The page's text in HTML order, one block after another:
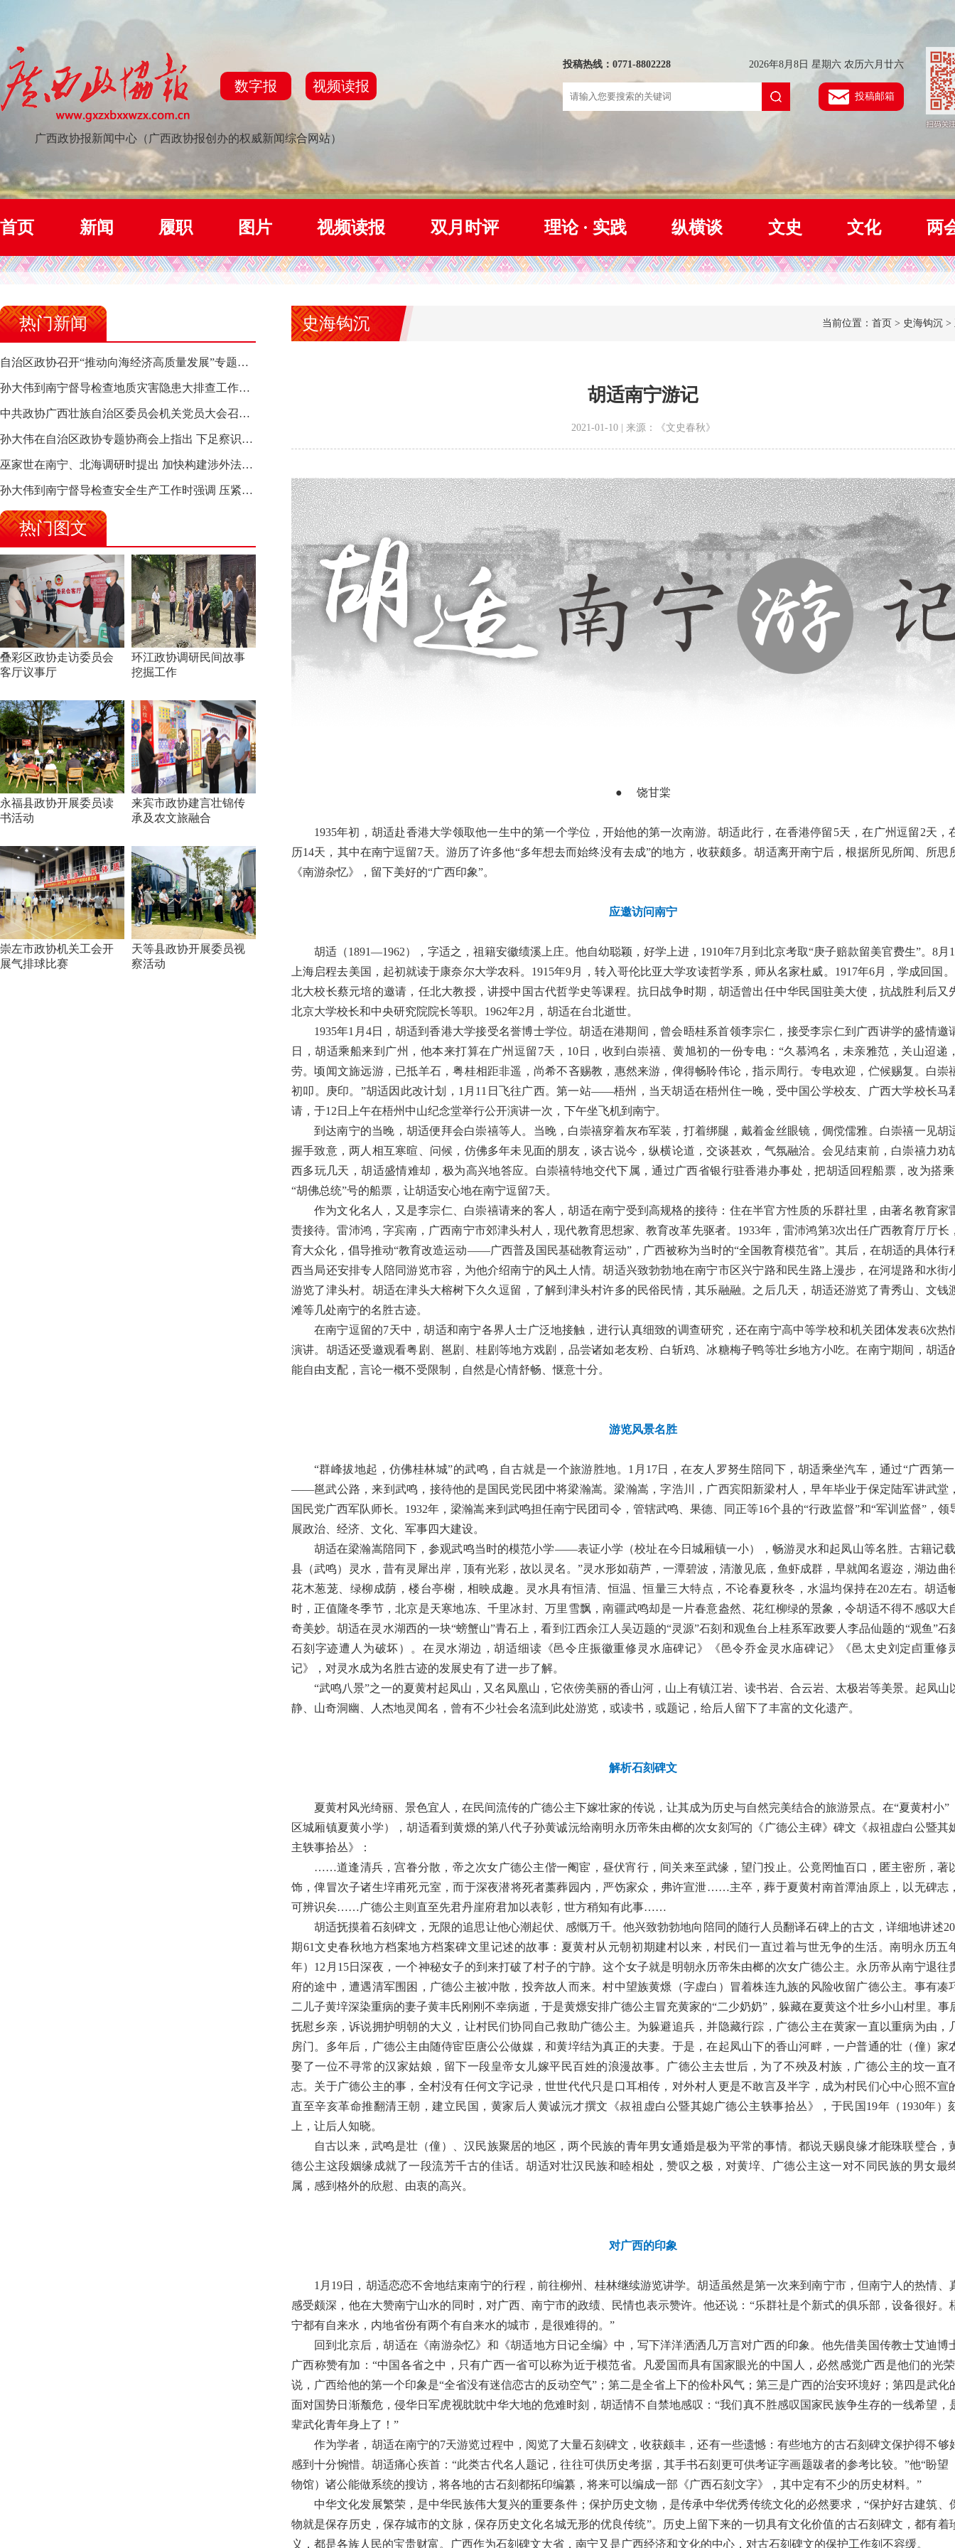
数字报 视频读报
广西政协报新闻中心（广西政协报创办的权威新闻综合网站）
投稿热线：0771-8802228 2026年8月8日 星期六 农历六月廿六
投稿邮箱
首页 新闻 履职 图片 视频读报 双月时评 理论 · 实践 纵横谈 文史 文化 两
热门新闻
自治区政协召开“推动向海经济高质量发展”专题调研座谈会 钱学明出席并讲话
孙大伟到南宁督导检查地质灾害隐患大排查工作时强调 筑牢地质灾害安全防线 全力保障人民群众生命财产安全
中共政协广西壮族自治区委员会机关党员大会召开 选举产生新一届机关党委、机关纪委
孙大伟在自治区政协专题协商会上指出 下足察识谋督之功 恪尽服务大局之责 助推有色金属、关键金属产业高质量发展
巫家世在南宁、北海调研时提出 加快构建涉外法律供给集群 护航向海经济高质量发展
孙大伟到南宁督导检查安全生产工作时强调 压紧压实责任 狠抓隐患整治 坚决筑牢安全生产防线
热门图文
叠彩区政协走访委员会
客厅议事厅
环江政协调研民间故事
挖掘工作
永福县政协开展委员读
书活动
来宾市政协建言壮锦传
承及农文旅融合
崇左市政协机关工会开
展气排球比赛
天等县政协开展委员视
察活动
史海钩沉 当前位置：首页 > 史海钩沉 >
胡适南宁游记
2021-01-10 | 来源：《文史春秋》
● 饶甘棠
1935年初，胡适赴香港大学领取他一生中的第一个学位，开始他的第一次南游。胡适此行，在香港停留5天，在广州逗留2天，
历14天，其中在南宁逗留7天。游历了许多他“多年想去而始终没有去成”的地方，收获颇多。胡适离开南宁后，根据所见所闻、所思
《南游杂忆》，留下美好的“广西印象”。
应邀访问南宁
胡适（1891—1962），字适之，祖籍安徽绩溪上庄。他自幼聪颖，好学上进，1910年7月到北京考取“庚子赔款留美官费生”。8月
上海启程去美国，起初就读于康奈尔大学农科。1915年9月，转入哥伦比亚大学攻读哲学系，师从名家杜威。1917年6月，学成回国
北大校长蔡元培的邀请，任北大教授，讲授中国古代哲学史等课程。抗日战争时期，胡适曾出任中华民国驻美大使，抗战胜利后又
北京大学校长和中央研究院院长等职。1962年2月，胡适在台北逝世。
1935年1月4日，胡适到香港大学接受名誉博士学位。胡适在港期间，曾会晤桂系首领李宗仁，接受李宗仁到广西讲学的盛情邀
日，胡适乘船来到广州，他本来打算在广州逗留7天，10日，收到白崇禧、黄旭初的一份专电：“久慕鸿名，未亲雅范，关山迢递
劳。顷闻文旆远游，已抵羊石，粤桂相距非遥，尚希不吝赐教，惠然来游，俾得畅聆伟论，指示周行。专电欢迎，伫候赐复。白崇
初叩。庚印。”胡适因此改计划，1月11日飞往广西。第一站——梧州，当天胡适在梧州住一晚，受中国公学校友、广西大学校长马
请，于12日上午在梧州中山纪念堂举行公开演讲一次，下午坐飞机到南宁。
到达南宁的当晚，胡适便拜会白崇禧等人。当晚，白崇禧穿着灰布军装，打着绑腿，戴着金丝眼镜，倜傥儒雅。白崇禧一见胡
握手致意，两人相互寒暄、问候，仿佛多年未见面的朋友，谈古说今，纵横论道，交谈甚欢，气氛融洽。会见结束前，白崇禧力劝
西多玩几天，胡适盛情难却，极为高兴地答应。白崇禧特地交代下属，通过广西省银行驻香港办事处，把胡适回程船票，改为搭乘
“胡佛总统”号的船票，让胡适安心地在南宁逗留7天。
作为文化名人，又是李宗仁、白崇禧请来的客人，胡适在南宁受到高规格的接待：住在半官方性质的乐群社里，由著名教育家
责接待。雷沛鸿，字宾南，广西南宁市郊津头村人，现代教育思想家、教育改革先驱者。 1933年，雷沛鸿第3次出任广西教育厅厅长
育大众化，倡导推动“教育改造运动——广西普及国民基础教育运动”，广西被称为当时的“全国教育模范省”。其后，在胡适的具体行
西当局还安排专人陪同游览市容，为他介绍南宁的风土人情。胡适兴致勃勃地在南宁市区兴宁路和民生路上漫步，在河堤路和水街
游览了津头村。胡适在津头大榕树下久久逗留，了解到津头村许多的民俗民情，其乐融融。之后几天，胡适还游览了青秀山、文钱
滩等几处南宁的名胜古迹。
在南宁逗留的7天中，胡适和南宁各界人士广泛地接触，进行认真细致的调查研究，还在南宁高中等学校和机关团体发表6次热
演讲。胡适还受邀观看粤剧、邕剧、桂剧等地方戏剧，品尝诸如老友粉、白斩鸡、冰糖梅子鸭等壮乡地方小吃。在南宁期间，胡适
能自由支配，言论一概不受限制，自然是心情舒畅、惬意十分。
游览风景名胜
“群峰拔地起，仿佛桂林城”的武鸣，自古就是一个旅游胜地。1月17日，在友人罗努生陪同下，胡适乘坐汽车，通过“广西第
——邕武公路，来到武鸣，接待他的是国民党民团中将梁瀚嵩。梁瀚嵩，字浩川，广西宾阳新梁村人，早年毕业于保定陆军讲武堂
国民党广西军队师长。1932年，梁瀚嵩来到武鸣担任南宁民团司令，管辖武鸣、果德、同正等16个县的“行政监督”和“军训监督”，领
展政治、经济、文化、军事四大建设。
胡适在梁瀚嵩陪同下，参观武鸣当时的模范小学——表证小学（校址在今日城厢镇一小），畅游灵水和起凤山等名胜。古籍记
县（武鸣）灵水，昔有灵犀出岸，顶有光彩，故以灵名。”灵水形如葫芦，一潭碧波，清澈见底，鱼虾成群，早就闻名遐迩，湖边曲
花木葱茏、绿柳成荫，楼台亭榭，相映成趣。灵水具有恒清、恒温、恒量三大特点，不论春夏秋冬，水温均保持在20左右。胡适
时，正值隆冬季节，北京是天寒地冻、千里冰封、万里雪飘，南疆武鸣却是一片春意盎然、花红柳绿的景象，令胡适不得不感叹大
奇美妙。胡适在灵水湖西的一块“螃蟹山”青石上，看到江西余江人吴迈题的“灵源”石刻和观鱼台上桂系军政要人李品仙题的“观鱼”石
石刻字迹遭人为破坏）。在灵水湖边，胡适细读《邑令庄振徽重修灵水庙碑记》《邑令乔金灵水庙碑记》《邑太史刘定卣重修
记》，对灵水成为名胜古迹的发展史有了进一步了解。
“武鸣八景”之一的夏黄村起凤山，又名凤凰山，它依傍美丽的香山河，山上有镇江岩、读书岩、合云岩、太极岩等美景。起凤山
静、山奇洞幽、人杰地灵闻名，曾有不少社会名流到此处游览，或读书，或题记，给后人留下了丰富的文化遗产。
解析石刻碑文
夏黄村风光绮丽、景色宜人，在民间流传的广德公主下嫁壮家的传说，让其成为历史与自然完美结合的旅游景点。在“夏黄村小”
区城厢镇夏黄小学），胡适看到黄燝的第八代子孙黄诚沅给南明永历帝朱由榔的次女刻写的《广德公主碑》碑文《叔祖虚白公暨其
主轶事拾丛》：
……道逢清兵，宫眷分散，帝之次女广德公主偕一阉宦，昼伏宵行，间关来至武缘，望门投止。公竟罔恤百口，匿主密所，著
饰，俾冒次子诸生垶甫死元室，而于深夜潜将死者藁葬园内，严饬家众，弗许宣泄……主卒，葬于夏黄村南首潭油原上，以无碑志
可辨识矣……广德公主则直至先君丹崖府君加以表彰，世方稍知有此事……
胡适抚摸着石刻碑文，无限的追思让他心潮起伏、感慨万千。他兴致勃勃地向陪同的随行人员翻译石碑上的古文，详细地讲述
期61文史春秋地方档案地方档案碑文里记述的故事：夏黄村从元朝初期建村以来，村民们一直过着与世无争的生活。南明永历五
年）12月15日深夜，一个神秘女子的到来打破了村子的宁静。这个女子就是明朝永历帝朱由榔的次女广德公主。永历帝从南宁退往
府的途中，遭遇清军围困，广德公主被冲散，投奔故人而来。村中望族黄燝（字虚白）冒着株连九族的风险收留广德公主。事有凑
二儿子黄垶深染重病的妻子黄丰氏刚刚不幸病逝，于是黄燝安排广德公主冒充黄家的“二少奶奶”，躲藏在夏黄这个壮乡小山村里。事
抚慰乡亲，诉说拥护明朝的大义，让村民们协同自己救助广德公主。为躲避追兵，并隐藏行踪，广德公主在黄家一直以重病为由，
房门。多年后，广德公主由随侍宦臣唐公公做媒，和黄垶结为真正的夫妻。于是，在起凤山下的香山河畔，一户普通的壮（僮）家
娶了一位不寻常的汉家姑娘，留下一段皇帝女儿嫁平民百姓的浪漫故事。广德公主去世后，为了不殃及村族，广德公主的坟一直
志。关于广德公主的事，全村没有任何文字记录，世世代代只是口耳相传，对外村人更是不敢言及半字，成为村民们心中心照不宣
直至辛亥革命推翻清王朝，建立民国，黄家后人黄诚沅才撰文《叔祖虚白公暨其媳广德公主轶事拾丛》，于民国19年（1930年）
上，让后人知晓。
自古以来，武鸣是壮（僮）、汉民族聚居的地区，两个民族的青年男女通婚是极为平常的事情。都说天赐良缘才能珠联璧合，
德公主这段姻缘成就了一段流芳千古的佳话。胡适对壮汉民族和睦相处，赞叹之极，对黄垶、广德公主这一对不同民族的男女最
属，感到格外的欣慰、由衷的高兴。
对广西的印象
1月19日，胡适恋恋不舍地结束南宁的行程，前往柳州、桂林继续游览讲学。胡适虽然是第一次来到南宁市，但南宁人的热情、
感受颇深，他在大赞南宁山水的同时，对广西、南宁市的政绩、民情也表示赞许。他还说：“乐群社是个新式的俱乐部，设备很好。
宁都有自来水，内地省份有两个有自来水的城市，是很难得的。”
回到北京后，胡适在《南游杂忆》和《胡适地方日记全编》中，写下洋洋洒洒几万言对广西的印象。他先借美国传教士艾迪博
广西称赞有加： “中国各省之中，只有广西一省可以称为近于模范省。凡爱国而具有国家眼光的中国人，必然感觉广西是他们的光
说，广西给他的第一个印象是“全省没有迷信恋古的反动空气”；第二是全省上下的俭朴风气；第三是广西的治安环境好；第四是武化
面对国势日渐颓危，侵华日军虎视眈眈中华大地的危难时刻，胡适情不自禁地感叹：“我们真不胜感叹国家民族争生存的一线希望，
辈武化青年身上了！”
作为学者，胡适在南宁的7天游览过程中，阅览了大量石刻碑文，收获颇丰，还有一些遗憾：有些地方的古石刻碑文保护得不够
感到十分惋惜。胡适痛心疾首：“此类古代名人题记，往往可供历史考据，其手书石刻更可供考证字画题跋者的参考比较。”他“盼望
物馆）诸公能做系统的搜访，将各地的古石刻都拓印编纂，将来可以编成一部《广西石刻文字》，其中定有不少的历史材料。”
中华文化发展繁荣，是中华民族伟大复兴的重要条件；保护历史文物，是传承中华优秀传统文化的必然要求， “保护好古建筑、
物就是保存历史，保存城市的文脉，保存历史文化名城无形的优良传统”。历史上留下来的一切具有文化价值的古石刻碑文，都有着
义，都是各族人民的宝贵财富。广西作为石刻碑文大省，南宁又是广西经济和文化的中心，对古石刻碑文的保护工作刻不容缓。